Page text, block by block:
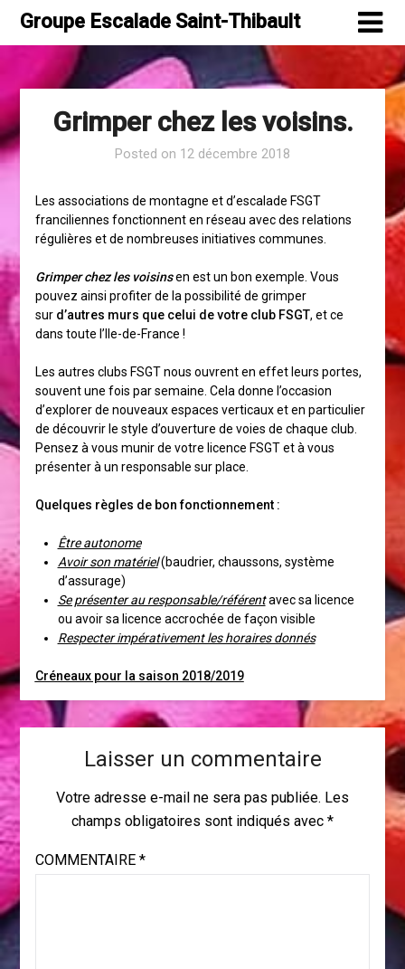
SkipGroupe Escalade Saint-Thibault
Grimper chez les voisins.
Posted on 12 décembre 2018
Les associations de montagne et d’escalade FSGT
franciliennes fonctionnent en réseau avec des relations
régulières et de nombreuses initiatives communes.
Grimper chez les voisins en est un bon exemple. Vous
pouvez ainsi profiter de la possibilité de grimper
sur d’autres murs que celui de votre club FSGT, et ce
dans toute l’Ile-de-France !
Les autres clubs FSGT nous ouvrent en effet leurs portes,
souvent une fois par semaine. Cela donne l’occasion
d’explorer de nouveaux espaces verticaux et en particulier
de découvrir le style d’ouverture de voies de chaque club.
Pensez à vous munir de votre licence FSGT et à vous
présenter à un responsable sur place.
Quelques règles de bon fonctionnement :
Être autonome
Avoir son matériel(baudrier, chaussons, système
d’assurage)
Se présenter au responsable/référentavec sa licence
ou avoir sa licence accrochée de façon visible
Respecter impérativement les horaires donnés
Créneaux pour la saison 2018/2019
Laisser un commentaire
Votre adresse e-mail ne sera pas publiée. Les
champs obligatoires sont indiqués avec *
COMMENTAIRE *